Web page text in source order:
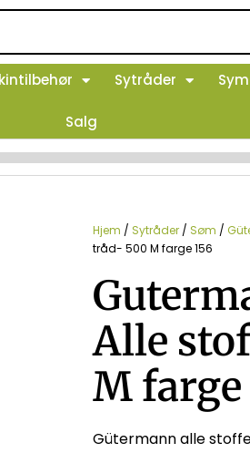
Sytråder
Salg
Hjem / Sytråder / Søm /
tråd- 500 M farge 156
Alle
M farge
Gütermann alle